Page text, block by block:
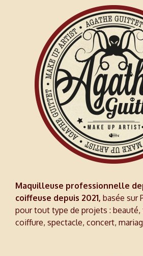
Guittet
Maquilleuse professionnelle
coiffeuse depuis 2021, basée sur
pour tout type de projets : beauté,
coiffure, spectacle, concert,